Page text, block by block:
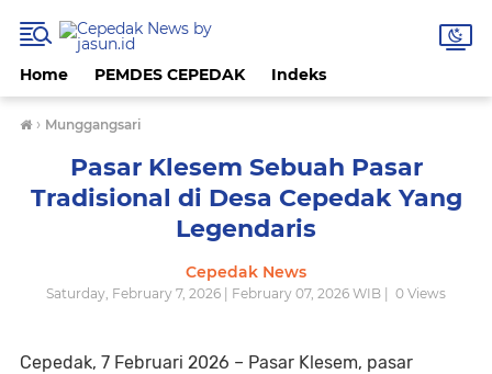
Home PEMDES CEPEDAK Indeks
› Munggangsari
Pasar Klesem Sebuah Pasar
Tradisional di Desa Cepedak Yang
Legendaris
Cepedak News
Saturday, February 7, 2026 | February 07, 2026 WIB | 0 Views
Cepedak, 7 Februari 2026 – Pasar Klesem, pasar